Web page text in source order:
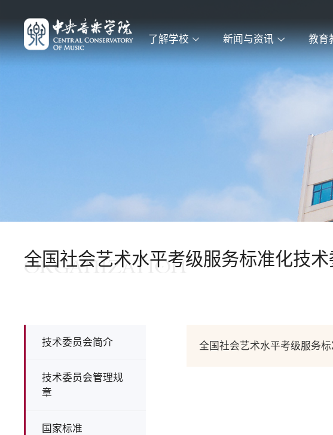
了解学校 新闻与资讯 教育
全国社会艺术水平考级服务标准化技
ORGANIZATION
技术委员会简介
技术委员会管理规
章
国家标准
全国社会艺术水平考级服务